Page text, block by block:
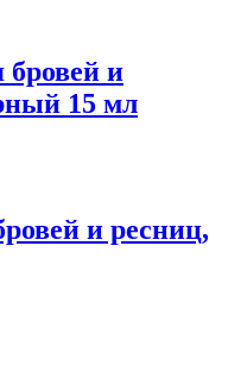
бровей и
15 мл
и ресниц,